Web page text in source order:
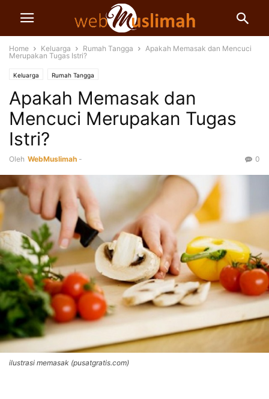
Home Keluarga Rumah Tangga
Apakah Memasak dan Mencuci
Merupakan Tugas Istri?
Keluarga Rumah Tangga
Apakah Memasak dan
Mencuci Merupakan Tugas
Istri?
Oleh WebMuslimah - 0
ilustrasi memasak (pusatgratis.com)